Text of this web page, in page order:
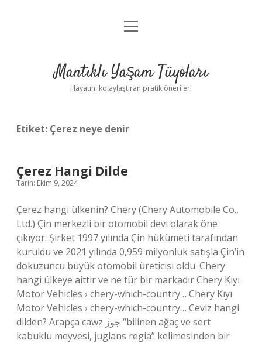
Anasayfa
Yasal Uyarı
menüyü
Mantıklı Yaşam Tüyoları
Hayatını kolaylaştıran pratik öneriler!
Etiket: Çerez neye denir
Çerez Hangi Dilde
Tarih: Ekim 9, 2024
Çerez hangi ülkenin? Chery (Chery Automobile Co.,
Ltd.) Çin merkezli bir otomobil devi olarak öne
çıkıyor. Şirket 1997 yılında Çin hükümeti tarafından
kuruldu ve 2021 yılında 0,959 milyonluk satışla Çin’in
dokuzuncu büyük otomobil üreticisi oldu. Chery
hangi ülkeye aittir ve ne tür bir markadır Chery Kıyı
Motor Vehicles › chery-which-country …Chery Kıyı
Motor Vehicles › chery-which-country… Ceviz hangi
dilden? Arapça cawz جوز “bilinen ağaç ve sert
kabuklu meyvesi, juglans regia” kelimesinden bir